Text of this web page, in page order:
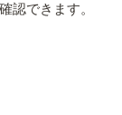
認できます。